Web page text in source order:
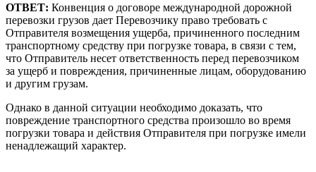
ОТВЕТ: Конвенция о договоре международной дорожной
перевозки грузов дает Перевозчику право требовать с
Отправителя возмещения ущерба, причиненного последним
транспортному средству при погрузке товара, в связи с тем,
что Отправитель несет ответственность перед перевозчиком
за ущерб и повреждения, причиненные лицам, оборудованию
и другим грузам.
Однако в данной ситуации необходимо доказать, что
повреждение транспортного средства произошло во время
погрузки товара и действия Отправителя при погрузке имели
ненадлежащий характер.